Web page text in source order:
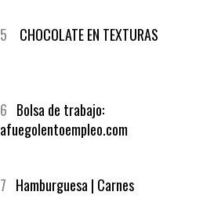
5 CHOCOLATE EN TEXTURAS
6 Bolsa de trabajo:
afuegolentoempleo.com
7 Hamburguesa | Carnes